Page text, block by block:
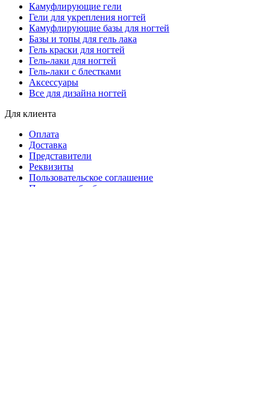
Камуфлирующие гели
Гели для укрепления ногтей
Камуфлирующие базы для ногтей
Базы и топы для гель лака
Гель краски для ногтей
Гель-лаки для ногтей
Гель-лаки с блестками
Аксессуары
Все для дизайна ногтей
Для клиента
Оплата
Доставка
Представители
Реквизиты
Пользовательское соглашение
Политики обработки персональных данных